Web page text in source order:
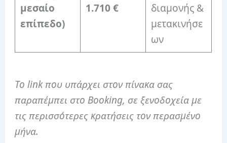
μεσαίο
επίπεδο)
1.710 €
διαμονής &
μετακινήσε
ων
Το link που υπάρχει στον πίνακα σας
παραπέμπει στο Booking, σε ξενοδοχεία με
τις περισσότερες κρατήσεις τον περασμένο
μήνα.